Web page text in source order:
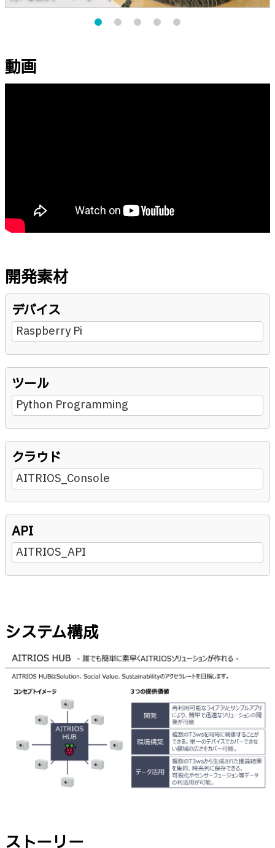
動画
開発素材
デバイス
Raspberry Pi
ツール
Python Programming
クラウド
AITRIOS_Console
API
AITRIOS_API
システム構成
ストーリー